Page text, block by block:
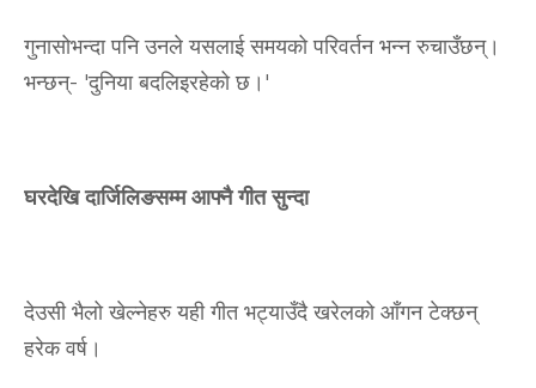
गुनासोभन्दा पनि उनले यसलाई समयको परिवर्तन भन्न रुचाउँछन्।
भन्छन्- 'दुनिया बदलिइरहेको छ।'
घरदेखि दार्जिलिङसम्म आफ्नै गीत सुन्दा
देउसी भैलो खेल्नेहरु यही गीत भट्याउँदै खरेलको आँगन टेक्छन्
हरेक वर्ष।